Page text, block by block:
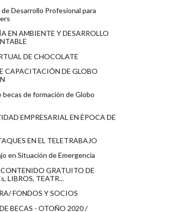
Desarrollo Profesional para
EN AMBIENTE Y DESARROLLO
DE CHOCOLATE
CAPACITACIÓN DE GLOBO
de formación de Globo
EMPRESARIAL EN ÉPOCA DE
EN EL TELETRABAJO
en Situación de Emergencia
GRATUITO DE
LIBROS, TEATR...
FONDOS Y SOCIOS
BECAS - OTOÑO 2020 /